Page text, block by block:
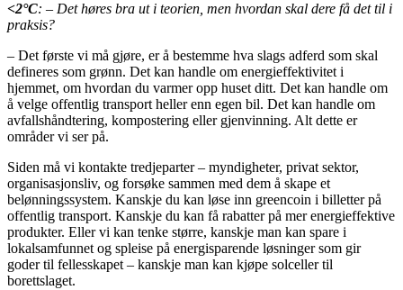
<2°C: – Det høres bra ut i teorien, men hvordan skal dere få det til i
praksis?
– Det første vi må gjøre, er å bestemme hva slags adferd som skal
defineres som grønn. Det kan handle om energieffektivitet i
hjemmet, om hvordan du varmer opp huset ditt. Det kan handle om
å velge offentlig transport heller enn egen bil. Det kan handle om
avfallshåndtering, kompostering eller gjenvinning. Alt dette er
områder vi ser på.
Siden må vi kontakte tredjeparter – myndigheter, privat sektor,
organisasjonsliv, og forsøke sammen med dem å skape et
belønningssystem. Kanskje du kan løse inn greencoin i billetter på
offentlig transport. Kanskje du kan få rabatter på mer energieffektive
produkter. Eller vi kan tenke større, kanskje man kan spare i
lokalsamfunnet og spleise på energisparende løsninger som gir
goder til fellesskapet – kanskje man kan kjøpe solceller til
borettslaget.